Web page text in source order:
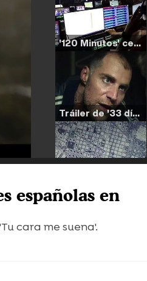
'120 Minutos' celebra sus 2.000 programas en Telemadrid con un vídeo del día a día en la redacción
Tráiler de '33 días', la nueva serie de Atresplayer con Julián Villagrán y José Manuel Poga
españolas en
cara me suena'.